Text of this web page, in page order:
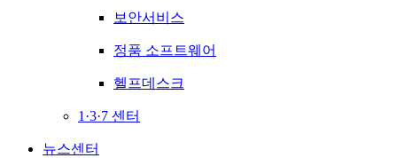
보안서비스
정품 소프트웨어
헬프데스크
1·3·7 센터
뉴스센터